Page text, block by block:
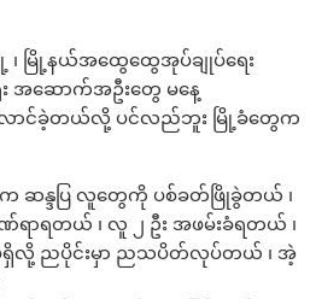
၊ မြို့နယ်အထွေထွေအုပ်ချုပ်ရေး
ရုံး အဆောက်အဦးတွေ မနေ့
လောင်ခဲ့တယ်လို့ ပင်လည်ဘူး မြို့ခံတွေက
က ဆန္ဒပြ လူတွေကို ပစ်ခတ်ဖြိုခွဲတယ် ၊
ရာရတယ် ၊ လူ ၂ ဦး အဖမ်းခံရတယ် ၊
ရှိလို့ ညပိုင်းမှာ ညသပိတ်လုပ်တယ် ၊ အဲ့